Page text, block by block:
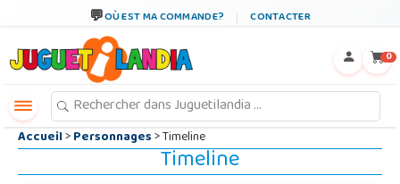
OÙ EST MA COMMANDE? CONTACTER
0
Accueil>Personnages> Timeline
Timeline